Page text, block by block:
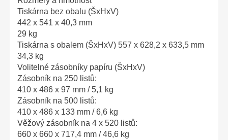
Tiskárna bez obalu (ŠxHxV)
442 x 541 x 40,3 mm
29 kg
Tiskárna s obalem (ŠxHxV) 557 x 628,2 x 633,5 mm
34,3 kg
Volitelné zásobníky papíru (ŠxHxV)
Zásobník na 250 listů:
410 x 486 x 97 mm / 5,1 kg
Zásobník na 500 listů:
410 x 486 x 133 mm / 6,6 kg
Věžový zásobník na 4 x 520 listů:
660 x 660 x 717,4 mm / 46,6 kg